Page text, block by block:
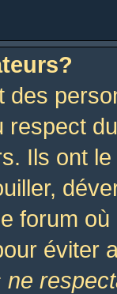
des
respect
Ils ont
forum
éviter